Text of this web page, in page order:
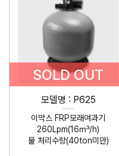
SOLD OUT
모델명 : P625
이막스 FRP모래여과기
260Lpm(16㎥/h)
물 처리수량(40ton미만)